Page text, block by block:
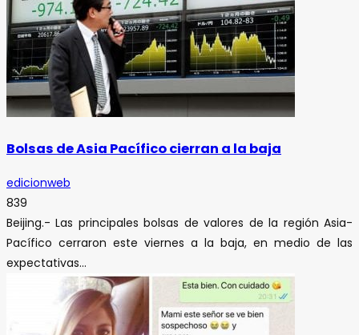
Bolsas de Asia Pacífico cierran a la baja
edicionweb
839
Beijing.- Las principales bolsas de valores de la región Asia-
Pacífico cerraron este viernes a la baja, en medio de las
expectativas...